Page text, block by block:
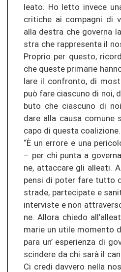
lea­to. Ho letto in­ve­ce
criti­che ai com­pag­ni di
alla de­stra che go­ver­na
stra che rap­pre­sen­ta il
Pro­prio per ques­to,
che ques­te pri­ma­rie
la­re il con­fron­to, di
può fare cias­cu­no di noi,
bu­to che cias­cu­no di
dare alla causa co­mu­ne
capo di ques­ta co­ali­zio­ne.
“È un er­ro­re e una
– per chi punta a
ne, at­tac­ca­re gli al­lea­ti.
pensi di poter fare tutto
stra­de, par­te­ci­pa­te e
in­ter­vis­te e non
ne. Al­lo­ra chie­do
ma­rie un utile mo­men­to
pa­ra un’ espe­rien­za di
scin­de­re da chi sarà il
Ci credi da­v­ve­ro nella